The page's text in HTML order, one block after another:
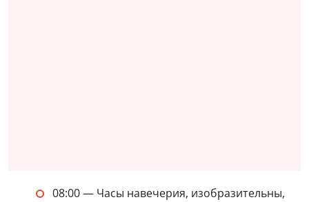
08:00 — Часы навечерия, изобразительны,